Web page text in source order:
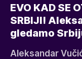
EVO KAD SE
SRBIJI!
gledamo
Aleksandar